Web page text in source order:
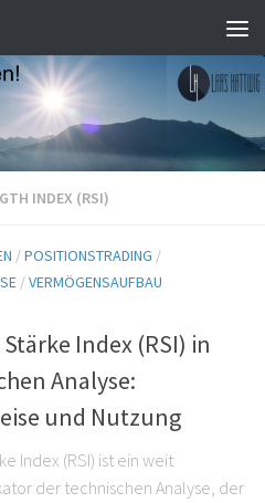
INDEX (RSI)
/POSITIONSTRADING /
/VERMÖGENSAUFBAU
Index (RSI) in
Analyse:
und Nutzung
Index (RSI) ist ein weit
der technischen Analyse, der